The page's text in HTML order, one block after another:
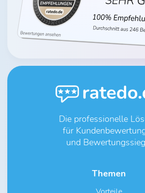
Die professionelle
für
und
Themen